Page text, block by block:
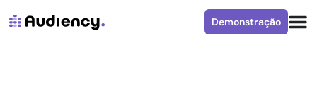
Demonstração